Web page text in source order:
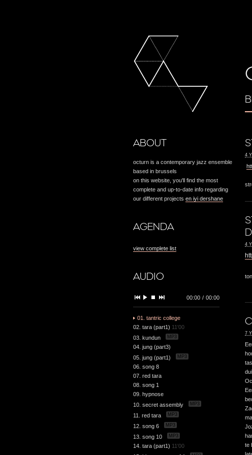
ABOUT
octurn is a contemporary jazz ensemble
based in brussels
on this website, you'll find the most
complete and up-to-date info regarding
our different projects en iyi dershane
AGENDA
view complete list
AUDIO
00:00 / 00:00
01. tantric college
02. tara (part1) 11'00
03. kundun
MP3
04. jung (part3)
05. jung (part1)
MP3
06. song 8
07. red tara
08. song 1
09. hypnose
10. secret assembly
MP3
11. red tara MP3
12. song 6 MP3
13. song 10 MP3
14. tara (part1) 11'00
4
4
7
te